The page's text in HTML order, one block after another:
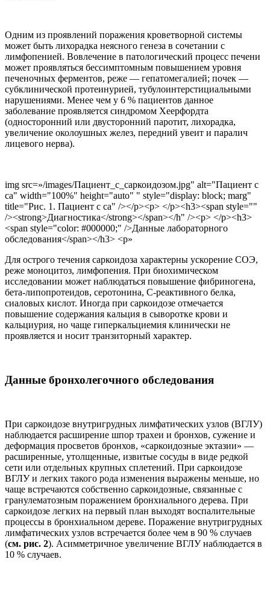
Одним из проявлений поражения кроветворной системы
может быть лихорадка неясного генеза в сочетании с
лимфопенией. Вовлечение в патологический процесс печени
может проявляться бессимптомным повышением уровня
печеночных ферментов, реже — гепатомегалией; почек —
субклинической протеинурией, тубулоинтерстициальными
нарушениями. Менее чем у 6 % пациентов данное
заболевание проявляется синдромом Хеерфордта
(односторонний или двусторонний паротит, лихорадка,
увеличение околоушных желез, передний увеит и паралич
лицевого нерва).
img src=»/images/Пациент_с_саркоидозом.jpg" alt="Пациент с
са" width="100%" height="auto" " style="display: block; marg"
title="Рис. 1. Пациент с са" /></p><p> </p><h3><span style=""
/><strong>Диагностика</strong></span></h" /><p> </p><h3>
<span style="color: #000000;" />Данные лабораторного
обследования</span></h3> <p»
Для острого течения саркоидоза характерны ускорение СОЭ,
реже моноцитоз, лимфопения. При биохимическом
исследовании может наблюдаться повышение фибриногена,
бета-липопротеидов, серотонина, С-реактивного белка,
сиаловых кислот. Иногда при саркоидозе отмечается
повышение содержания кальция в сыворотке крови и
кальциурия, но чаще гиперкальциемия клинически не
проявляется и носит транзиторный характер.
Данные бронхолегочного обследования
При саркоидозе внутригрудных лимфатических узлов (ВГЛУ)
наблюдается расширение шпор трахеи и бронхов, сужение и
деформация просветов бронхов, «саркоидозные эктазии» —
расширенные, утолщенные, извитые сосуды в виде редкой
сети или отдельных крупных сплетений. При саркоидозе
ВГЛУ и легких такого рода изменения выражены меньше, но
чаще встречаются собственно саркоидозные, связанные с
гранулематозным поражением бронхиального дерева. При
саркоидозе легких на первый план выходят воспалительные
процессы в бронхиальном дереве. Поражение внутригрудных
лимфатических узлов встречается более чем в 90 % случаев
(см. рис. 2). Асимметричное увеличение ВГЛУ наблюдается в
10 % случаев.